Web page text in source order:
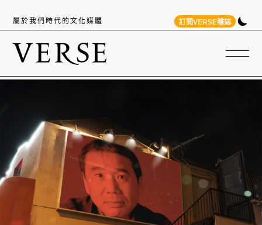
屬於我們時代的文化媒體 訂閱VERSE雜誌